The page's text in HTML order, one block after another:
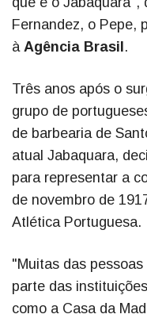
Fernandez, o Pepe,
à Agência Brasil .
Três anos após o
grupo de
de barbearia de
atual Jabaquara,
para representar a
de novembro de
Atlética Portuguesa.
"Muitas das
parte das
como a Casa da